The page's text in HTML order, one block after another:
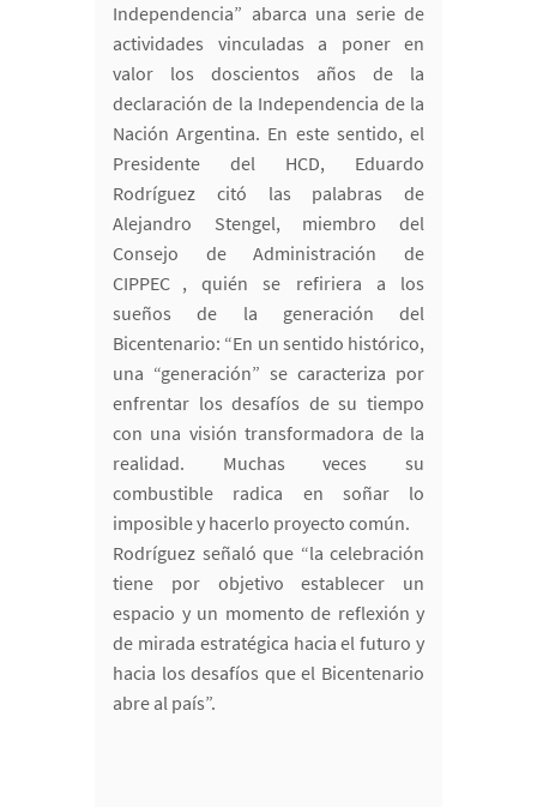
Independencia” abarca una serie de
actividades vinculadas a poner en
valor los doscientos años de la
declaración de la Independencia de la
Nación Argentina. En este sentido, el
Presidente del HCD, Eduardo
Rodríguez citó las palabras de
Alejandro Stengel, miembro del
Consejo de Administración de
CIPPEC , quién se refiriera a los
sueños de la generación del
Bicentenario: “En un sentido histórico,
una “generación” se caracteriza por
enfrentar los desafíos de su tiempo
con una visión transformadora de la
realidad. Muchas veces su
combustible radica en soñar lo
imposible y hacerlo proyecto común.
Rodríguez señaló que “la celebración
tiene por objetivo establecer un
espacio y un momento de reflexión y
de mirada estratégica hacia el futuro y
hacia los desafíos que el Bicentenario
abre al país”.